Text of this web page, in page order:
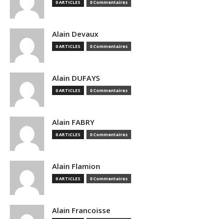
0 ARTICLES 0 Commentaires
Alain Devaux
0 ARTICLES 0 Commentaires
Alain DUFAYS
0 ARTICLES 0 Commentaires
Alain FABRY
0 ARTICLES 0 Commentaires
Alain Flamion
0 ARTICLES 0 Commentaires
Alain Francoisse